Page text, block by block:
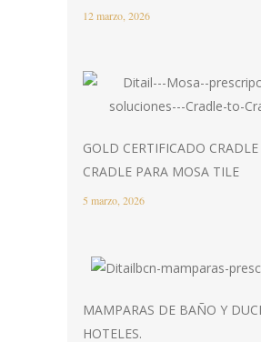
12 marzo, 2026
GOLD CERTIFICADO
CRADLE PARA MOSA TILE
5 marzo, 2026
MAMPARAS DE BAÑO Y
HOTELES.